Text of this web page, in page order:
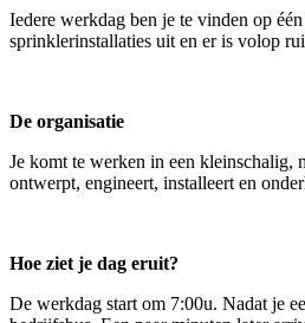
Iedere werkdag ben je te vinden op
sprinklerinstallaties uit en er is volop
De organisatie
Je komt te werken in een kleinschalig,
ontwerpt, engineert, installeert en
Hoe ziet je dag eruit?
De werkdag start om 7:00u. Nadat je